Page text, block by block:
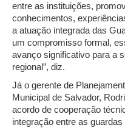
entre as instituições,
conhecimentos,
a atuação integrada das
um compromisso formal,
avanço significativo para a
regional”, diz.
Já o gerente de
Municipal de Salvador,
acordo de cooperação
integração entre as